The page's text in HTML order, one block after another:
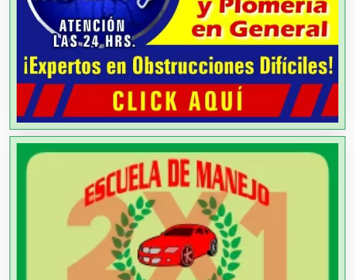
Aire Acondicionado
Alarmas
Albercas
Alimentos